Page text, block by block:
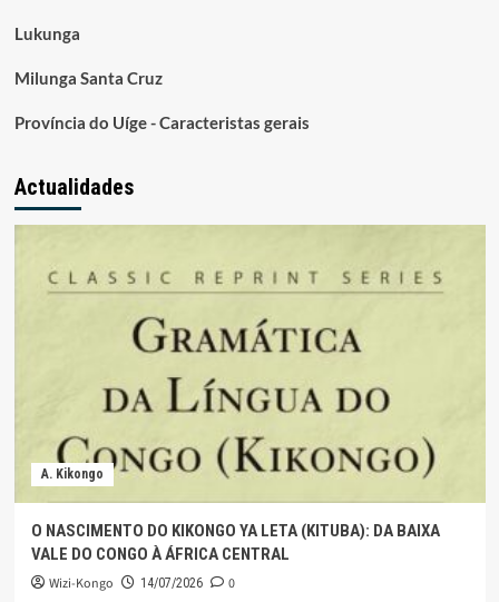
Lukunga
Milunga Santa Cruz
Província do Uíge - Caracteristas gerais
Actualidades
A. Kikongo
O NASCIMENTO DO KIKONGO YA LETA (KITUBA): DA BAIXA
VALE DO CONGO À ÁFRICA CENTRAL
Wizi-Kongo 14/07/2026 0